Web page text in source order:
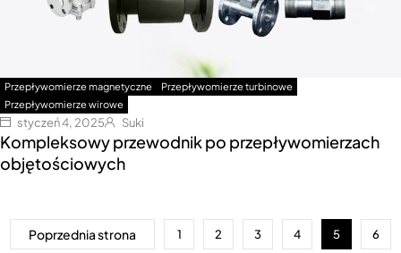
Przepływomierze magnetyczne
Przepływomierze turbinowe
Przepływomierze wirowe
styczeń 4, 2025 Suki
Kompleksowy przewodnik po przepływomierzach
objętościowych
Poprzednia strona 1 2 3 4 5 6